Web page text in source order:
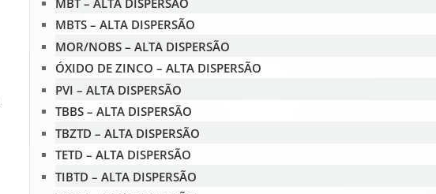
MBTS – ALTA DISPERSÃO
MOR/NOBS – ALTA DISPERSÃO
ÓXIDO DE ZINCO – ALTA DISPERSÃO
PVI – ALTA DISPERSÃO
TBBS – ALTA DISPERSÃO
TBZTD – ALTA DISPERSÃO
TETD – ALTA DISPERSÃO
TIBTD – ALTA DISPERSÃO